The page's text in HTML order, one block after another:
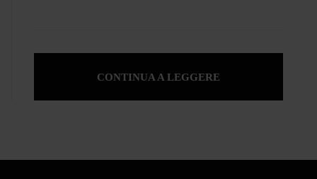
CONTINUA A LEGGERE